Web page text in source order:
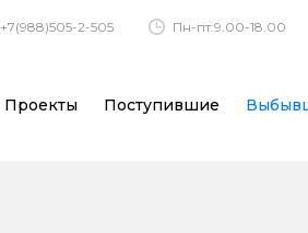
+7(988)505-2-505 Пн-пт:9.00-18.00
Проекты Поступившие